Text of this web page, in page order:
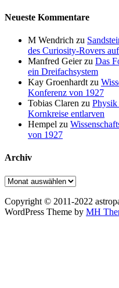
Neueste Kommentare
M Wendrich zu
des Curiosity-Rovers
Manfred Geierzu Das
ein Dreifachsystem
Kay Groenhardt zu
Konferenz von 1927
Tobias Claren zu Physik
Kornkreise entlarven
Hempel zu
von 1927
Archiv
Archiv
Copyright © 2011-2022
WordPress Theme by MH